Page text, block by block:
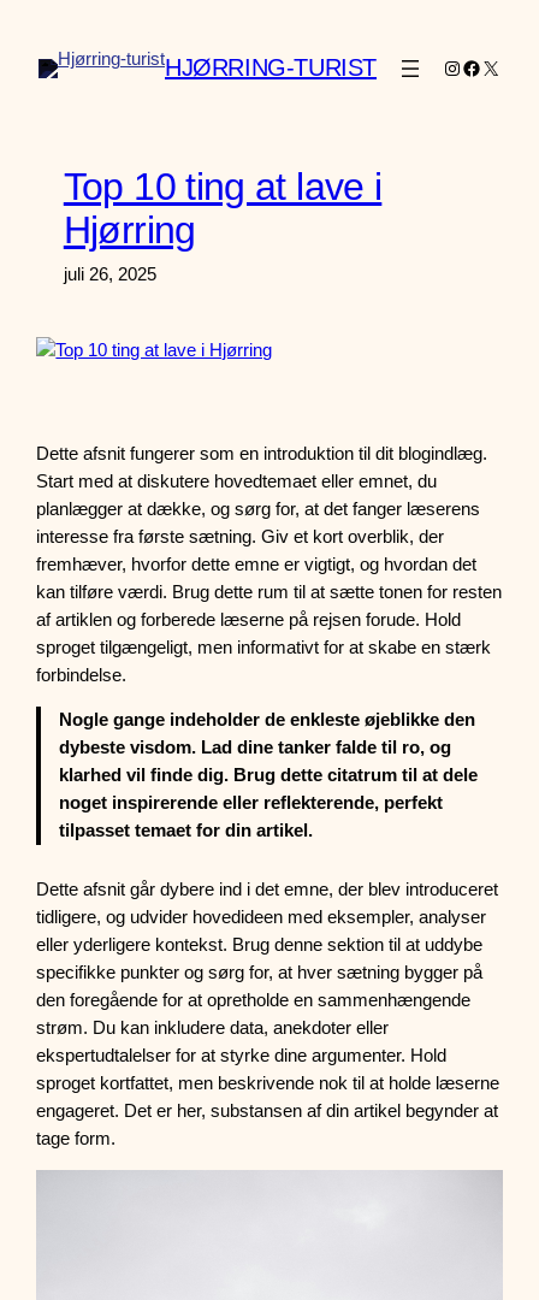
indhold
HJØRRING-TURIST Instagram
X
Top 10 ting at lave i
Hjørring
juli 26, 2025
Dette afsnit fungerer som en introduktion til dit blogindlæg.
Start med at diskutere hovedtemaet eller emnet, du
planlægger at dække, og sørg for, at det fanger læserens
interesse fra første sætning. Giv et kort overblik, der
fremhæver, hvorfor dette emne er vigtigt, og hvordan det
kan tilføre værdi. Brug dette rum til at sætte tonen for resten
af artiklen og forberede læserne på rejsen forude. Hold
sproget tilgængeligt, men informativt for at skabe en stærk
forbindelse.
Nogle gange indeholder de enkleste øjeblikke den
dybeste visdom. Lad dine tanker falde til ro, og
klarhed vil finde dig. Brug dette citatrum til at dele
noget inspirerende eller reflekterende, perfekt
tilpasset temaet for din artikel.
Dette afsnit går dybere ind i det emne, der blev introduceret
tidligere, og udvider hovedideen med eksempler, analyser
eller yderligere kontekst. Brug denne sektion til at uddybe
specifikke punkter og sørg for, at hver sætning bygger på
den foregående for at opretholde en sammenhængende
strøm. Du kan inkludere data, anekdoter eller
ekspertudtalelser for at styrke dine argumenter. Hold
sproget kortfattet, men beskrivende nok til at holde læserne
engageret. Det er her, substansen af din artikel begynder at
tage form.